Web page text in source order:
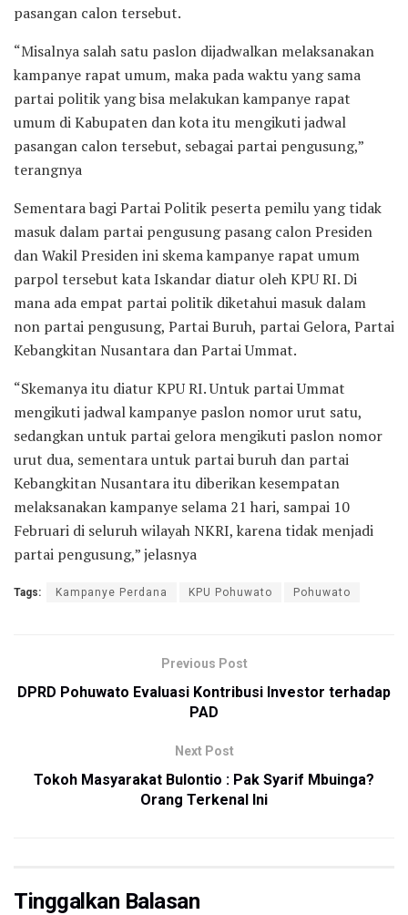
pasangan calon tersebut.
“Misalnya salah satu paslon dijadwalkan melaksanakan
kampanye rapat umum, maka pada waktu yang sama
partai politik yang bisa melakukan kampanye rapat
umum di Kabupaten dan kota itu mengikuti jadwal
pasangan calon tersebut, sebagai partai pengusung,”
terangnya
Sementara bagi Partai Politik peserta pemilu yang tidak
masuk dalam partai pengusung pasang calon Presiden
dan Wakil Presiden ini skema kampanye rapat umum
parpol tersebut kata Iskandar diatur oleh KPU RI. Di
mana ada empat partai politik diketahui masuk dalam
non partai pengusung, Partai Buruh, partai Gelora, Partai
Kebangkitan Nusantara dan Partai Ummat.
“Skemanya itu diatur KPU RI. Untuk partai Ummat
mengikuti jadwal kampanye paslon nomor urut satu,
sedangkan untuk partai gelora mengikuti paslon nomor
urut dua, sementara untuk partai buruh dan partai
Kebangkitan Nusantara itu diberikan kesempatan
melaksanakan kampanye selama 21 hari, sampai 10
Februari di seluruh wilayah NKRI, karena tidak menjadi
partai pengusung,” jelasnya
Tags: Kampanye Perdana KPU Pohuwato Pohuwato
Previous Post
DPRD Pohuwato Evaluasi Kontribusi Investor terhadap
PAD
Next Post
Tokoh Masyarakat Bulontio : Pak Syarif Mbuinga?
Orang Terkenal Ini
Tinggalkan Balasan